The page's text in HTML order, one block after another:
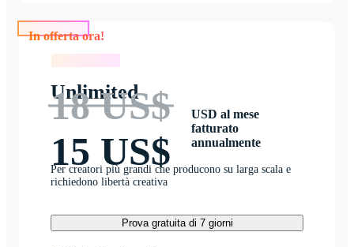
Unlimited
18 US$
15 US$
USD al mese
fatturato
annualmente
Per creatori più grandi che producono su larga scala e
richiedono libertà creativa
Prova gratuita di 7 giorni